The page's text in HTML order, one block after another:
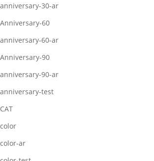
anniversary-30-ar
Anniversary-60
anniversary-60-ar
Anniversary-90
anniversary-90-ar
anniversary-test
CAT
color
color-ar